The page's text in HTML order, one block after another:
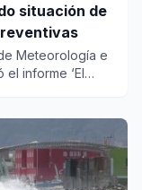
situación de
Meteorología e
informe ‘El